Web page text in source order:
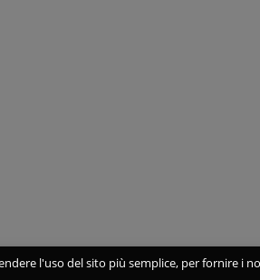
l'uso del sito più semplice, per fornire i